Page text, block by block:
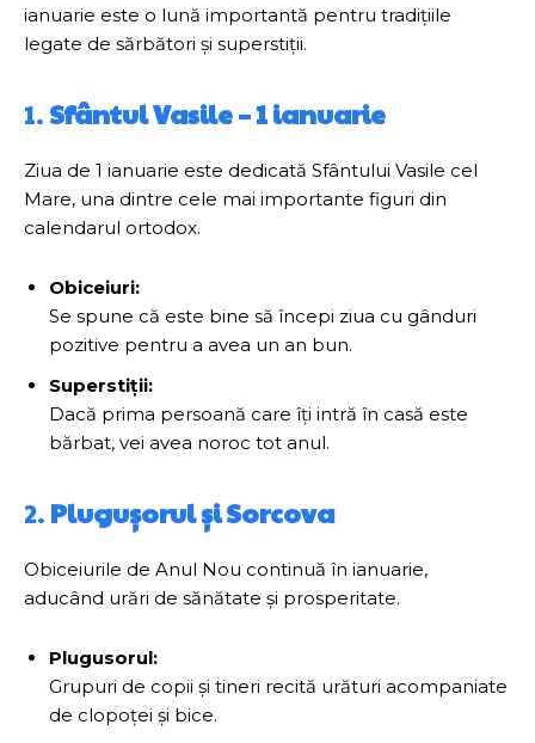
ianuarie este o lună importantă pentru tradițiile
legate de sărbători și superstiții.
1. Sfântul Vasile – 1 ianuarie
Ziua de 1 ianuarie este dedicată Sfântului Vasile cel
Mare, una dintre cele mai importante figuri din
calendarul ortodox.
Obiceiuri:
Se spune că este bine să începi ziua cu gânduri
pozitive pentru a avea un an bun.
Superstiții:
Dacă prima persoană care îți intră în casă este
bărbat, vei avea noroc tot anul.
2. Plugușorul și Sorcova
Obiceiurile de Anul Nou continuă în ianuarie,
aducând urări de sănătate și prosperitate.
Plugusorul:
Grupuri de copii și tineri recită urături acompaniate
de clopoței și bice.